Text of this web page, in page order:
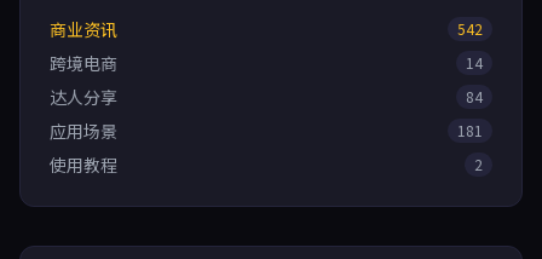
商业资讯
542
跨境电商 14
达人分享 84
应用场景 181
使用教程 2